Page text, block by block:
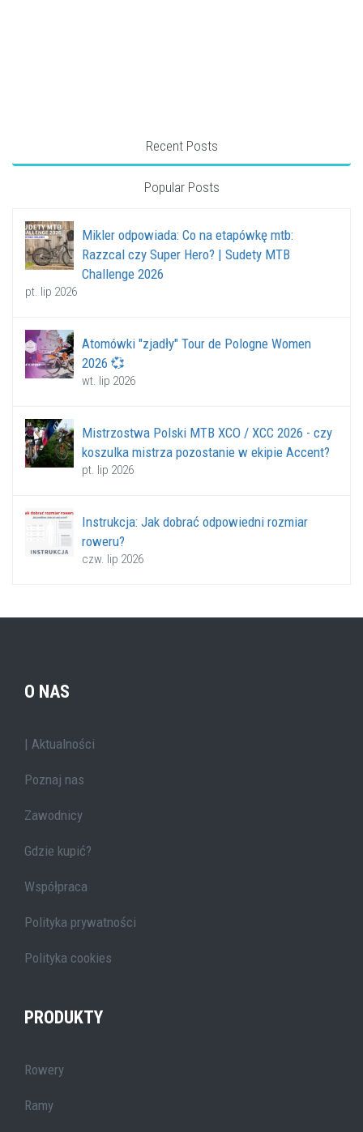
Recent Posts
Popular Posts
Mikler odpowiada: Co na etapówkę mtb:
Razzcal czy Super Hero? | Sudety MTB
Challenge 2026
pt. lip 2026
Atomówki "zjadły" Tour de Pologne Women
2026 💞
wt. lip 2026
Mistrzostwa Polski MTB XCO / XCC 2026 - czy
koszulka mistrza pozostanie w ekipie Accent?
pt. lip 2026
Instrukcja: Jak dobrać odpowiedni rozmiar
roweru?
czw. lip 2026
O NAS
| Aktualności
Poznaj nas
Zawodnicy
Gdzie kupić?
Współpraca
Polityka prywatności
Polityka cookies
PRODUKTY
Rowery
Ramy